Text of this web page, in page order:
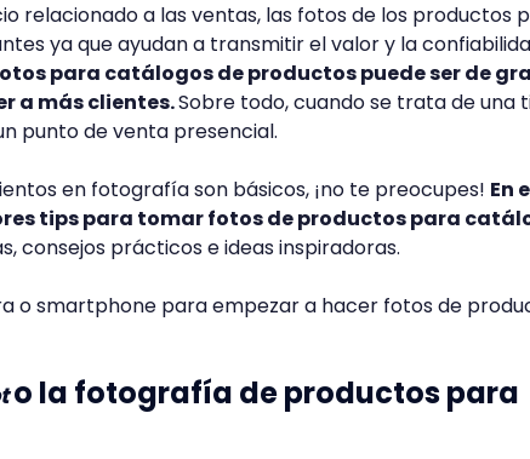
relacionado a las ventas, las fotos de los productos
ya que ayudan a transmitir el valor y la
para catálogos de productos puede ser de
a más clientes.Sobre todo, cuando se trata de una
punto de venta presencial.
en fotografía son básicos, ¡no te preocupes! En
tips para tomar fotos de productos para
consejos prácticos e ideas inspiradoras.
o smartphone para empezar a hacer fotos de
o la fotografía de productos para